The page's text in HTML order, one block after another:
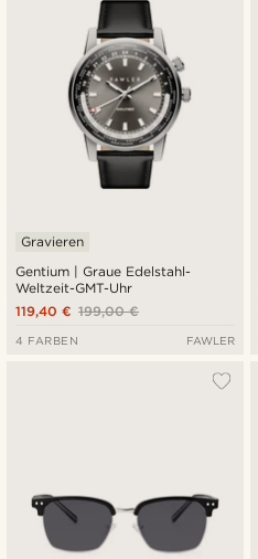
Gentium | Graue Edelstahl-
Weltzeit-GMT-Uhr
Gravieren
199,00 €
119,40 €
4 FARBEN FAWLER